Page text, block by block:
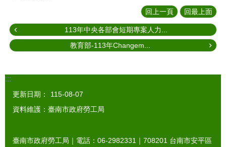
回上一頁 回最上面
113年中央各部會短期專案人力...
教育部-113年Changem...
:::
更新日期：
115-08-07
資料維護：臺南市政府勞工局
臺南市政府勞工局｜電話：06-2982331｜ 708201 台南市安平區